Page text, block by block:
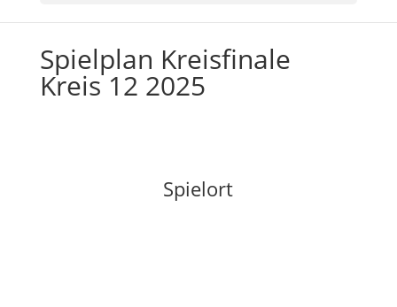
Spielplan Kreisfinale
Kreis 12 2025
Spielort